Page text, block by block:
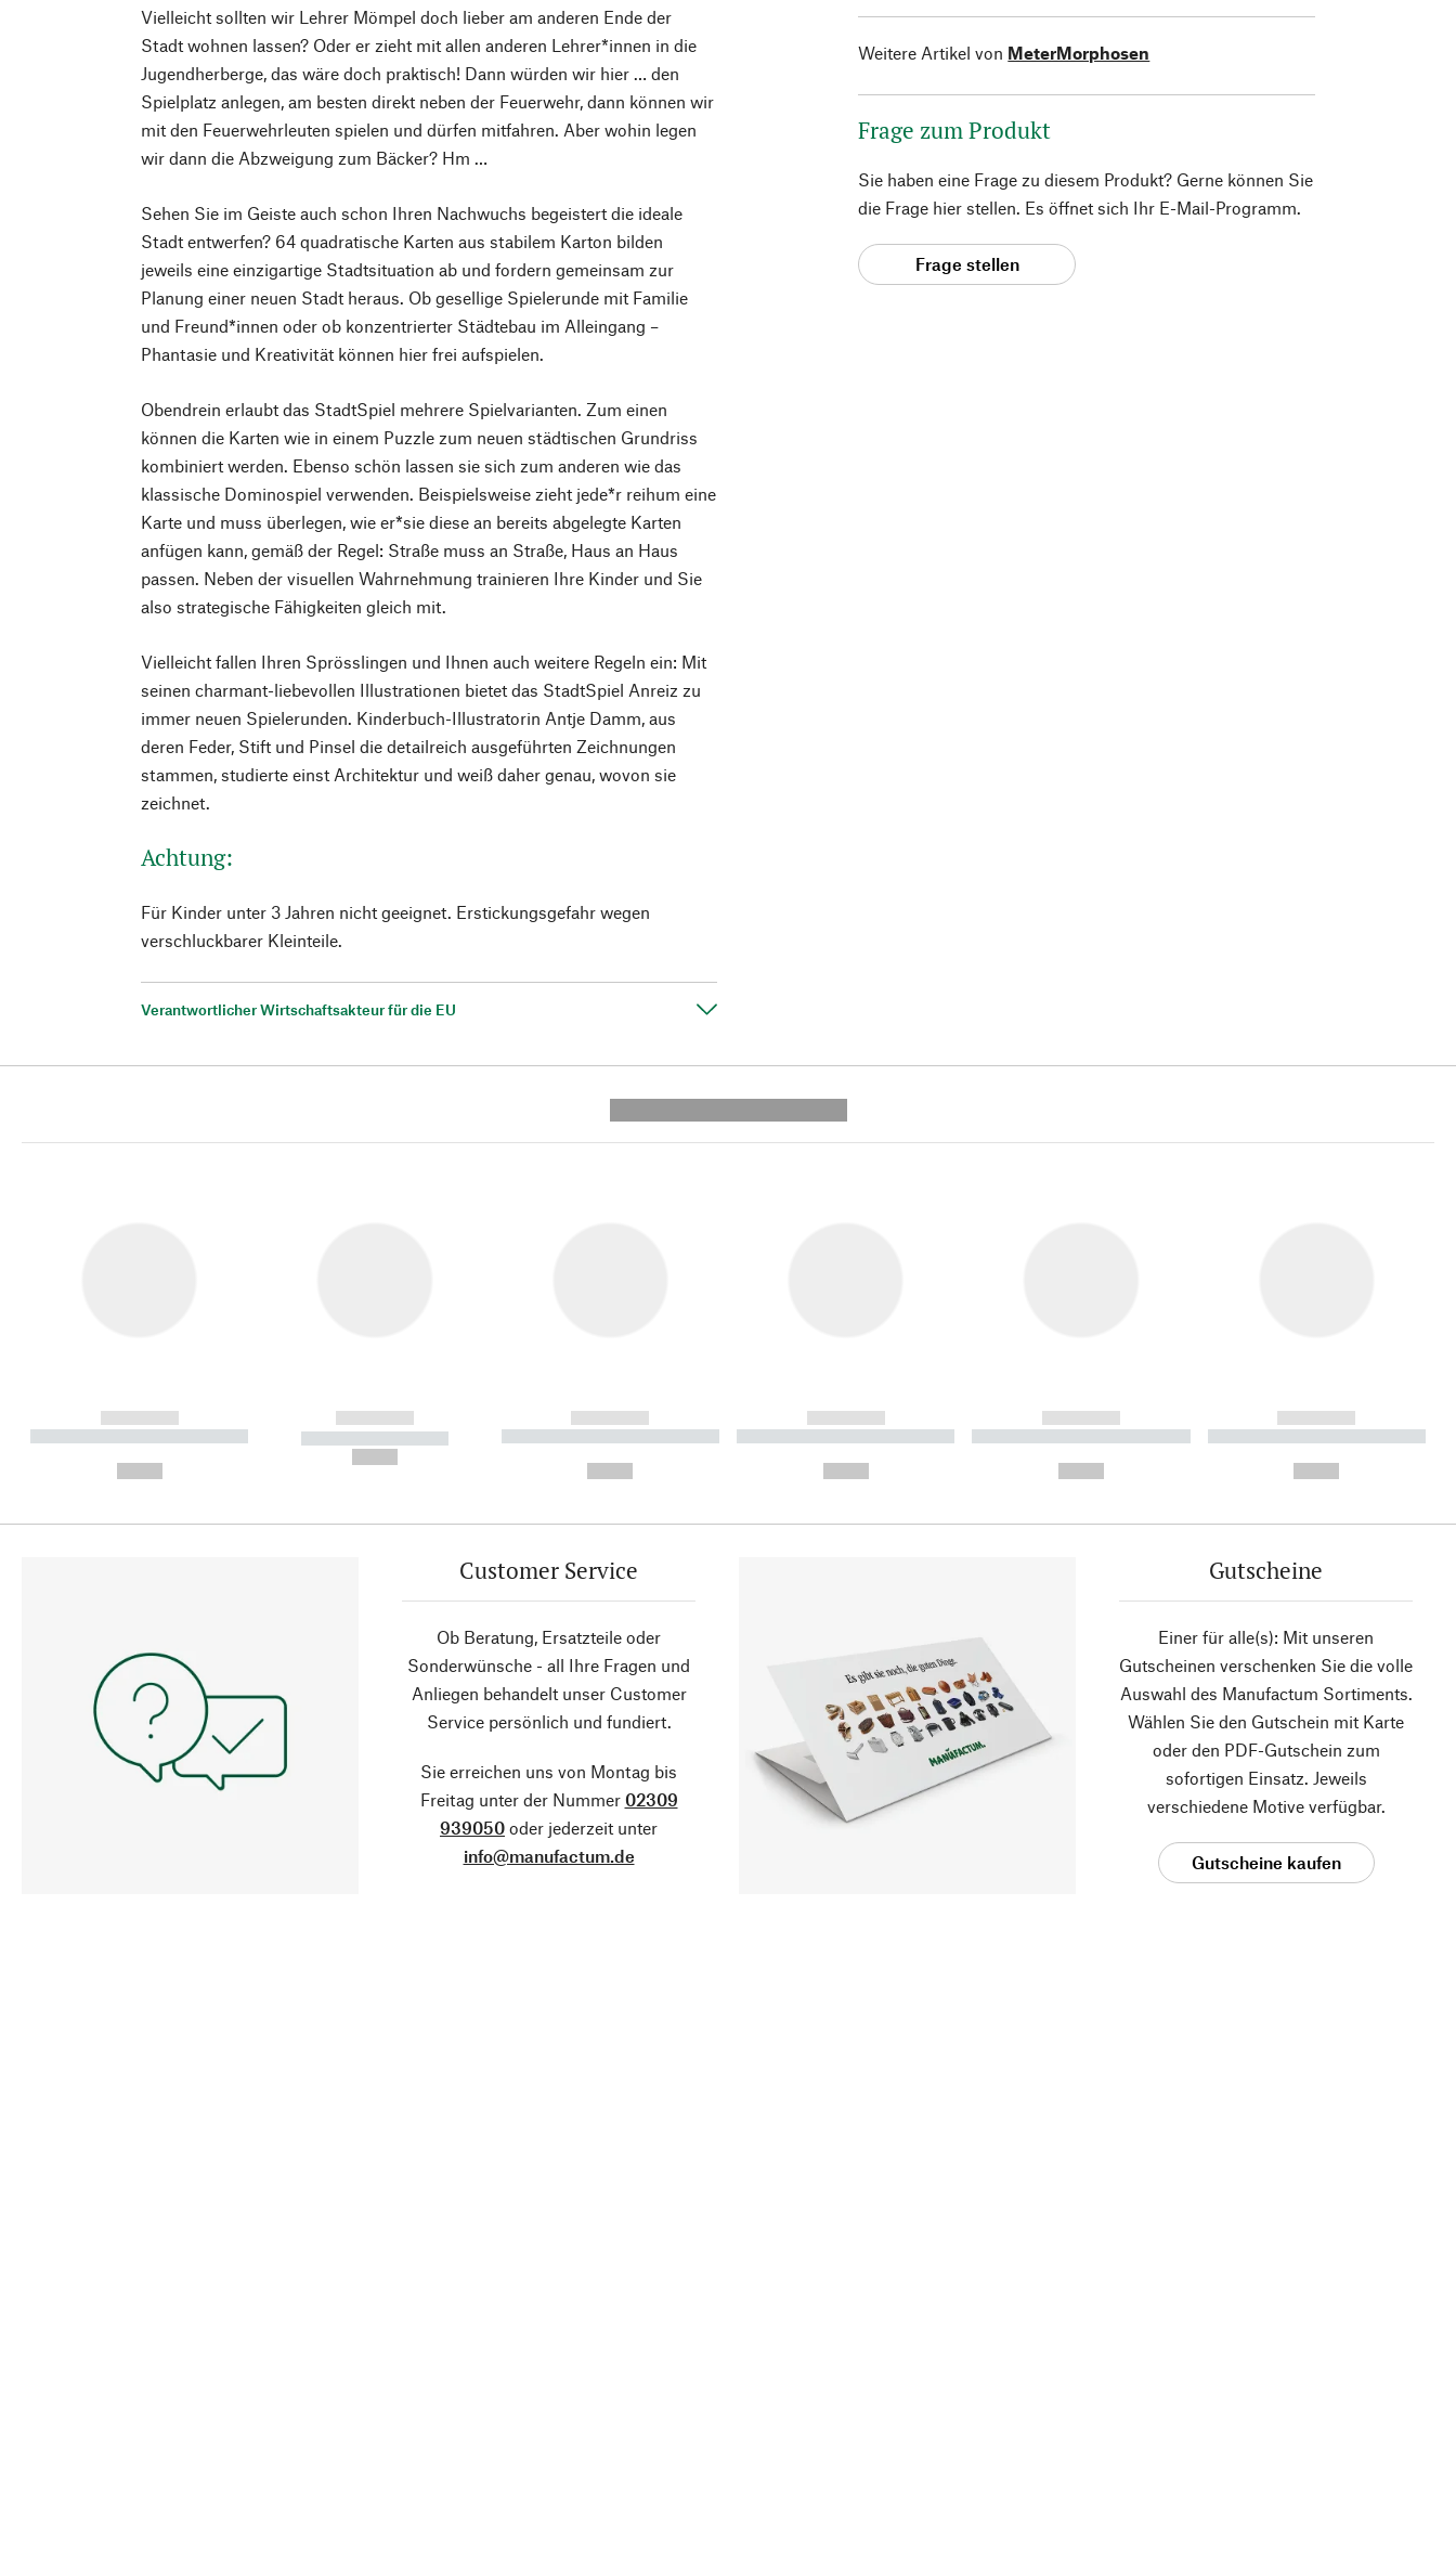
Vielleicht sollten wir Lehrer Mömpel doch lieber am anderen Ende der
Stadt wohnen lassen? Oder er zieht mit allen anderen Lehrer*innen in die
Jugendherberge, das wäre doch praktisch! Dann würden wir hier … den
Spielplatz anlegen, am besten direkt neben der Feuerwehr, dann können wir
mit den Feuerwehrleuten spielen und dürfen mitfahren. Aber wohin legen
wir dann die Abzweigung zum Bäcker? Hm …
Sehen Sie im Geiste auch schon Ihren Nachwuchs begeistert die ideale
Stadt entwerfen? 64 quadratische Karten aus stabilem Karton bilden
jeweils eine einzigartige Stadtsituation ab und fordern gemeinsam zur
Planung einer neuen Stadt heraus. Ob gesellige Spielerunde mit Familie
und Freund*innen oder ob konzentrierter Städtebau im Alleingang –
Phantasie und Kreativität können hier frei aufspielen.
Obendrein erlaubt das StadtSpiel mehrere Spielvarianten. Zum einen
können die Karten wie in einem Puzzle zum neuen städtischen Grundriss
kombiniert werden. Ebenso schön lassen sie sich zum anderen wie das
klassische Dominospiel verwenden. Beispielsweise zieht jede*r reihum eine
Karte und muss überlegen, wie er*sie diese an bereits abgelegte Karten
anfügen kann, gemäß der Regel: Straße muss an Straße, Haus an Haus
passen. Neben der visuellen Wahrnehmung trainieren Ihre Kinder und Sie
also strategische Fähigkeiten gleich mit.
Vielleicht fallen Ihren Sprösslingen und Ihnen auch weitere Regeln ein: Mit
seinen charmant-liebevollen Illustrationen bietet das StadtSpiel Anreiz zu
immer neuen Spielerunden. Kinderbuch-Illustratorin Antje Damm, aus
deren Feder, Stift und Pinsel die detailreich ausgeführten Zeichnungen
stammen, studierte einst Architektur und weiß daher genau, wovon sie
zeichnet.
Achtung:
Für Kinder unter 3 Jahren nicht geeignet. Erstickungsgefahr wegen
verschluckbarer Kleinteile.
Verantwortlicher Wirtschaftsakteur für die EU
Weitere Artikel von MeterMorphosen
Frage zum Produkt
Sie haben eine Frage zu diesem Produkt? Gerne können Sie
die Frage hier stellen. Es öffnet sich Ihr E-Mail-Programm.
Frage stellen
------------
----------- ----------- ----------
------------
----------- -----------
------------
----------- ----------- ----------
------------
----------- ----------- ----------
------------
----------- ----------- ----------
------------
----------- ----------- ----------
Customer Service
Ob Beratung, Ersatzteile oder
Sonderwünsche - all Ihre Fragen und
Anliegen behandelt unser Customer
Service persönlich und fundiert.
Sie erreichen uns von Montag bis
Freitag unter der Nummer 02309
939050 oder jederzeit unter
info@manufactum.de
Gutscheine
Einer für alle(s): Mit unseren
Gutscheinen verschenken Sie die volle
Auswahl des Manufactum Sortiments.
Wählen Sie den Gutschein mit Karte
oder den PDF-Gutschein zum
sofortigen Einsatz. Jeweils
verschiedene Motive verfügbar.
Gutscheine kaufen